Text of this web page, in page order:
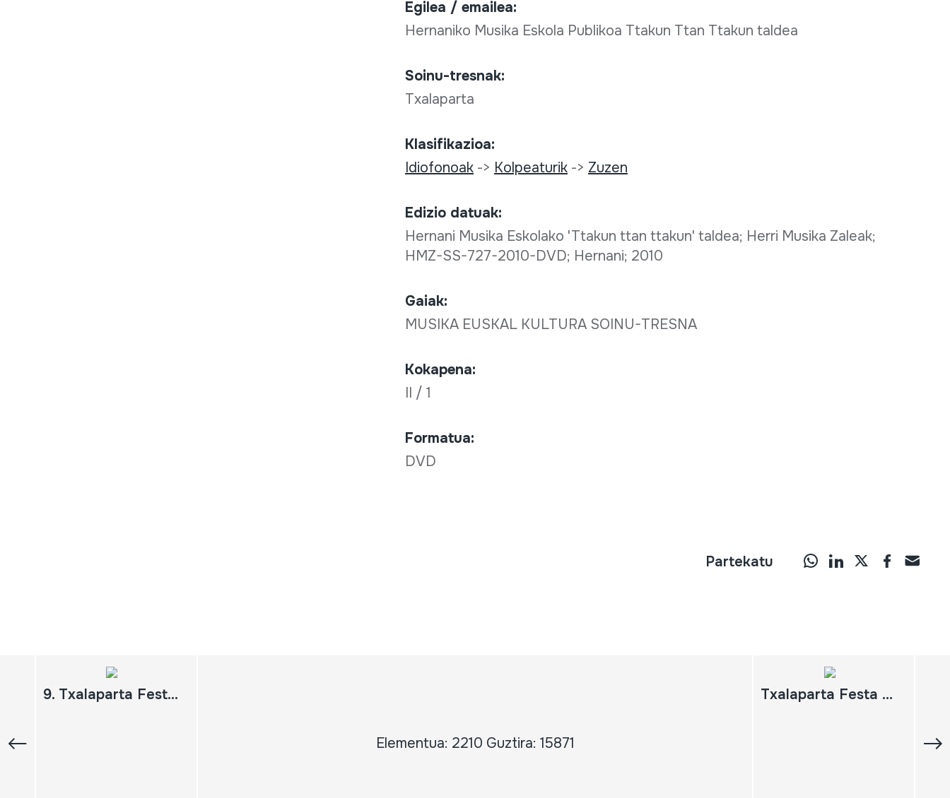
Egilea / emailea:
Hernaniko Musika Eskola Publikoa Ttakun Ttan Ttakun taldea
Soinu-tresnak:
Txalaparta
Klasifikazioa:
Idiofonoak-> Kolpeaturik-> Zuzen
Edizio datuak:
Hernani Musika Eskolako 'Ttakun ttan ttakun' taldea; Herri Musika Zaleak;
HMZ-SS-727-2010-DVD; Hernani; 2010
Gaiak:
MUSIKA EUSKAL KULTURA SOINU-TRESNA
Kokapena:
II / 1
Formatua:
DVD
Partekatu
Elementua: 2210 Guztira: 15871
9. Txalaparta Festa. Hernani 1995 Txalaparta Festa Sei urtetan 1987-92